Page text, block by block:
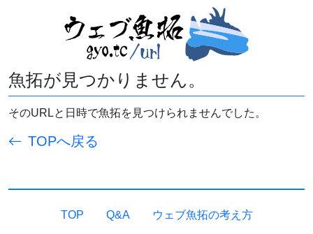
魚拓が見つかりません。
そのURLと日時で魚拓を見つけられませんでした。
TOPへ戻る
TOP Q&A ウェブ魚拓の考え方